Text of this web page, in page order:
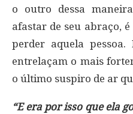
o outro dessa
afastar de seu abraço,
perder aquela pessoa.
entrelaçam o mais
o último suspiro de ar
“E era por isso que ela